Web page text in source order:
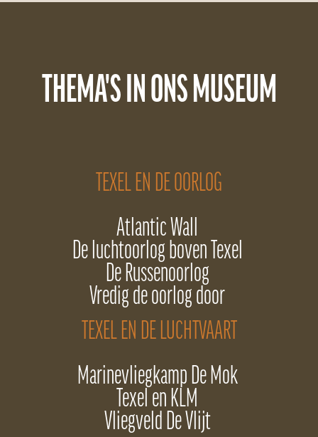
THEMA'S IN ONS MUSEUM
TEXEL EN DE OORLOG
Atlantic Wall
De luchtoorlog boven Texel
De Russenoorlog
Vredig de oorlog door
TEXEL EN DE LUCHTVAART
Marinevliegkamp De Mok
Texel en KLM
Vliegveld De Vlijt